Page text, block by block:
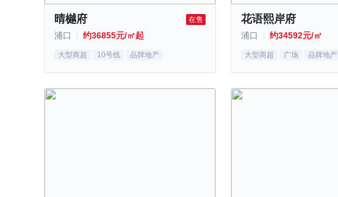
晴樾府 在售
浦口 约36855元/㎡起
大型商超 10号线 品牌地产
花语熙岸府
浦口 约34592元/㎡
大型商超 广场 品牌地产